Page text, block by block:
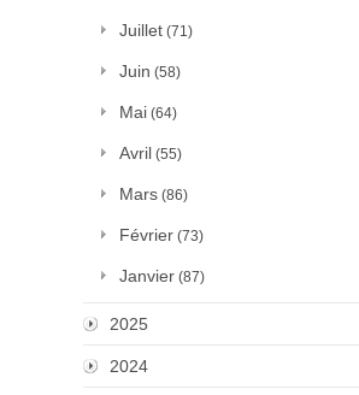
Juillet (71)
Juin (58)
Mai (64)
Avril (55)
Mars (86)
Février (73)
Janvier (87)
2025
2024